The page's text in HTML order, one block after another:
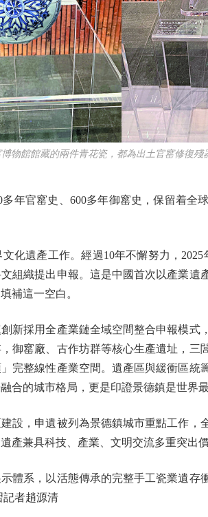
館館藏的兩件青花瓷，都為出土官窰修復殘
官窰史、600多年御窰史，保留着全
遺產工作。經過10年不懈努力，2025
組織提出申報。這是中國首次以產業遺
補這一空白。
採用全產業鏈全域空間整合申報模式
御窰廠、古作坊群等核心生產遺址，三
整線性產業空間。遺產區與緩衝區統
合的城市格局，更是印證景德鎮是世界
，申遺被列為景德鎮城市重點工作，
產兼具科技、產業、文明交流多重突出價
系，以活態傳承的完整手工瓷業遺存
記者趙源清